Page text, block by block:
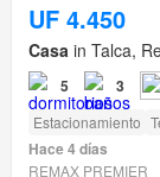
UF 4.450
Casa in Talca,
5 3
Estacionamiento
Hace 4 días
REMAX PREMIER